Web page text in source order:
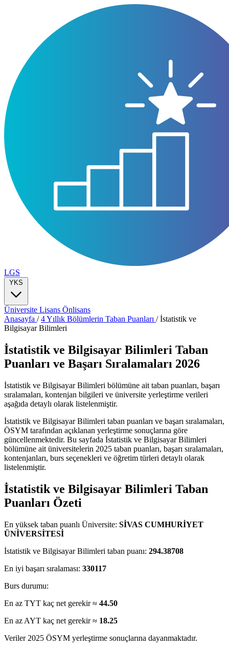
LGS
YKS
Üniversite Lisans Önlisans
Anasayfa /4 Yıllık Bölümlerin Taban Puanları /İstatistik ve
Bilgisayar Bilimleri
İstatistik ve Bilgisayar Bilimleri Taban
Puanları ve Başarı Sıralamaları 2026
İstatistik ve Bilgisayar Bilimleri bölümüne ait taban puanları, başarı
sıralamaları, kontenjan bilgileri ve üniversite yerleştirme verileri
aşağıda detaylı olarak listelenmiştir.
İstatistik ve Bilgisayar Bilimleri taban puanları ve başarı sıralamaları,
ÖSYM tarafından açıklanan yerleştirme sonuçlarına göre
güncellenmektedir. Bu sayfada İstatistik ve Bilgisayar Bilimleri
bölümüne ait üniversitelerin 2025 taban puanları, başarı sıralamaları,
kontenjanları, burs seçenekleri ve öğretim türleri detaylı olarak
listelenmiştir.
İstatistik ve Bilgisayar Bilimleri Taban
Puanları Özeti
En yüksek taban puanlı Üniversite: SİVAS CUMHURİYET
ÜNİVERSİTESİ
İstatistik ve Bilgisayar Bilimleri taban puanı: 294.38708
En iyi başarı sıralaması: 330117
Burs durumu:
En az TYT kaç net gerekir ≈ 44.50
En az AYT kaç net gerekir ≈ 18.25
Veriler 2025 ÖSYM yerleştirme sonuçlarına dayanmaktadır.